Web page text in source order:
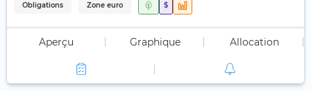
Obligations Zone euro $
Aperçu Graphique Allocation